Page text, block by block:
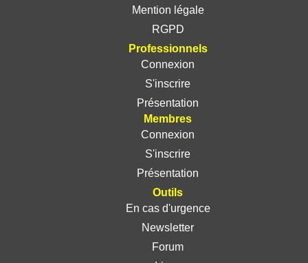
Mention légale
RGPD
Professionnels
Connexion
S'inscrire
Présentation
Membres
Connexion
S'inscrire
Présentation
Outils
En cas d'urgence
Newsletter
Forum